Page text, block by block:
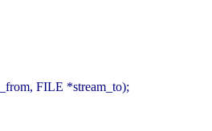
FILE *stream_to);